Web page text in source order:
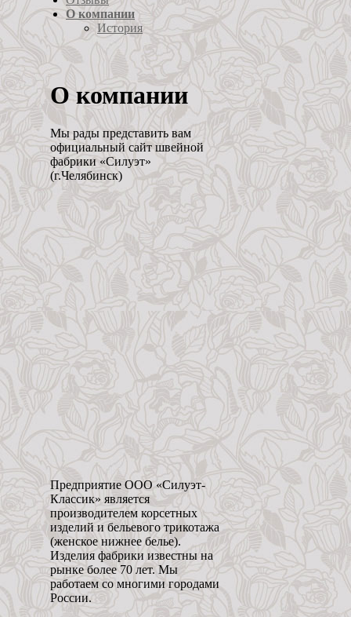
О компании
История
О компании
Мы рады представить вам
официальный сайт швейной
фабрики «Силуэт»
(г.Челябинск)
Предприятие ООО «Силуэт-
Классик» является
производителем корсетных
изделий и бельевого трикотажа
(женское нижнее белье).
Изделия фабрики известны на
рынке более 70 лет. Мы
работаем со многими городами
России.